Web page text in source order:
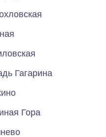
Гагарина
Гора